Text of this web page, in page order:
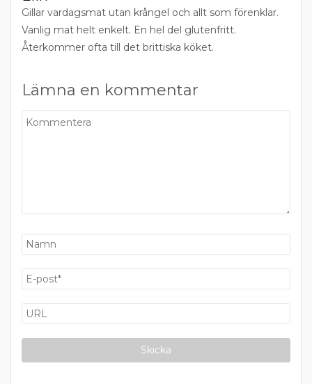
Gillar vardagsmat utan krångel och allt som förenklar.
Vanlig mat helt enkelt. En hel del glutenfritt.
Återkommer ofta till det brittiska köket.
Lämna en kommentar